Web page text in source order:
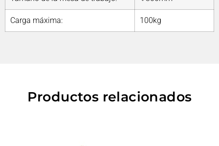
Carga máxima: 100kg
Productos relacionados